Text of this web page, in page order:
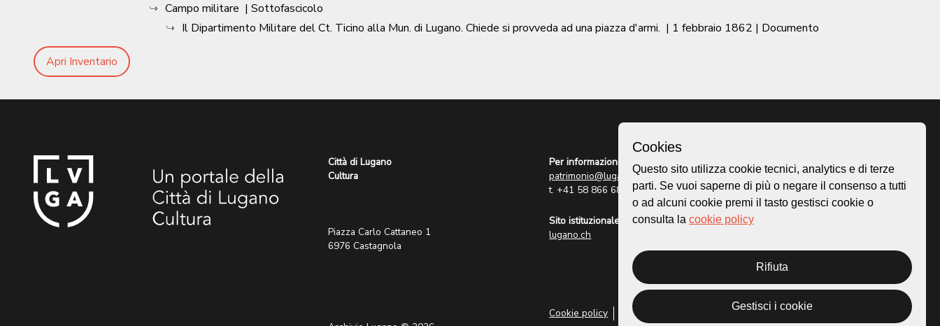
Campo militare | Sottofascicolo
Il Dipartimento Militare del Ct. Ticino alla Mun. di Lugano. Chiede si provveda ad una piazza d'armi. | 1 febbraio 1862 | Documento
Apri Inventario
Città di Lugano
Cultura
Piazza Carlo Cattaneo 1
6976 Castagnola
Per informazioni:
patrimonio@lugano.ch
t. +41 58 866 68 50
Sito istituzionale:
lugano.ch
Cookie policy Privacy Policy
Homepage
Mappa
Storie
Cookies
Questo sito utilizza cookie tecnici, analytics e di terze
parti. Se vuoi saperne di più o negare il consenso a tutti
o ad alcuni cookie premi il tasto gestisci cookie o
consulta la cookie policy
Rifiuta
Gestisci i cookie